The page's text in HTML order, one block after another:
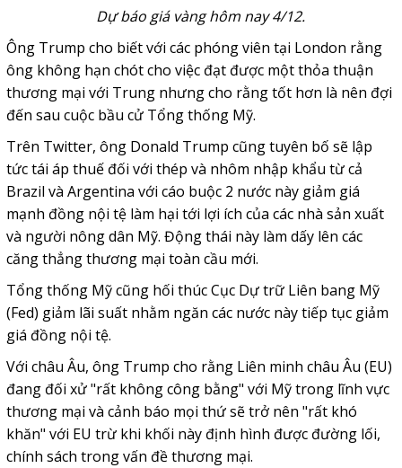
Dự báo giá vàng hôm nay 4/12.
Ông Trump cho biết với các phóng viên tại London rằng
ông không hạn chót cho việc đạt được một thỏa thuận
thương mại với Trung nhưng cho rằng tốt hơn là nên đợi
đến sau cuộc bầu cử Tổng thống Mỹ.
Trên Twitter, ông Donald Trump cũng tuyên bố sẽ lập
tức tái áp thuế đối với thép và nhôm nhập khẩu từ cả
Brazil và Argentina với cáo buộc 2 nước này giảm giá
mạnh đồng nội tệ làm hại tới lợi ích của các nhà sản xuất
và người nông dân Mỹ. Động thái này làm dấy lên các
căng thẳng thương mại toàn cầu mới.
Tổng thống Mỹ cũng hối thúc Cục Dự trữ Liên bang Mỹ
(Fed) giảm lãi suất nhằm ngăn các nước này tiếp tục giảm
giá đồng nội tệ.
Với châu Âu, ông Trump cho rằng Liên minh châu Âu (EU)
đang đối xử "rất không công bằng" với Mỹ trong lĩnh vực
thương mại và cảnh báo mọi thứ sẽ trở nên "rất khó
khăn" với EU trừ khi khối này định hình được đường lối,
chính sách trong vấn đề thương mại.